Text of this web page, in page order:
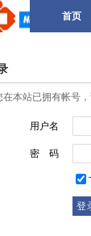
首页
在本站已拥有帐号
用户名
密 码